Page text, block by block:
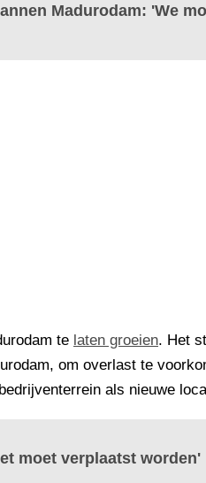
Madurodam: 'We
te laten groeien. Het
om overlast te
als nieuwe
moet verplaatst worden'